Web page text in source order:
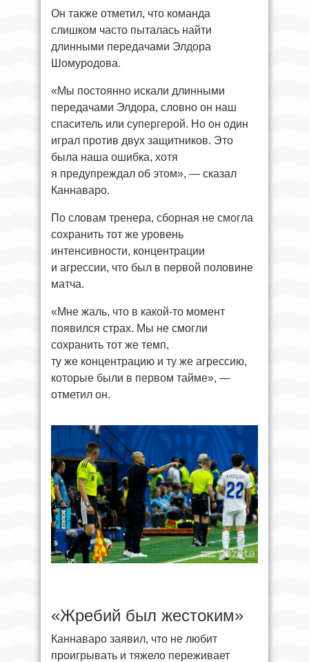
Он также отметил, что команда
слишком часто пыталась найти
длинными передачами Элдора
Шомуродова.
«Мы постоянно искали длинными
передачами Элдора, словно он наш
спаситель или супергерой. Но он один
играл против двух защитников. Это
была наша ошибка, хотя
я предупреждал об этом», — сказал
Каннаваро.
По словам тренера, сборная не смогла
сохранить тот же уровень
интенсивности, концентрации
и агрессии, что был в первой половине
матча.
«Мне жаль, что в какой-то момент
появился страх. Мы не смогли
сохранить тот же темп,
ту же концентрацию и ту же агрессию,
которые были в первом тайме», —
отметил он.
«Жребий был жестоким»
Каннаваро заявил, что не любит
проигрывать и тяжело переживает